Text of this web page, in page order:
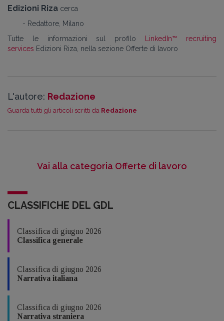
Edizioni Riza cerca
- Redattore, Milano
Tutte le informazioni sul profilo
LinkedIn™ recruiting
services Edizioni Riza, nella sezione Offerte di lavoro
L'autore: Redazione
Guarda tutti gli articoli scritti da Redazione
Vai alla categoria Offerte di lavoro
CLASSIFICHE DEL GDL
Classifica di giugno 2026
Classifica generale
Classifica di giugno 2026
Narrativa italiana
Classifica di giugno 2026
Narrativa straniera